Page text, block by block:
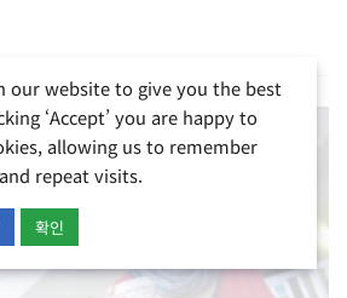
our website to give you the best
‘Accept’ you are happy to
allowing us to remember
repeat visits.
확인